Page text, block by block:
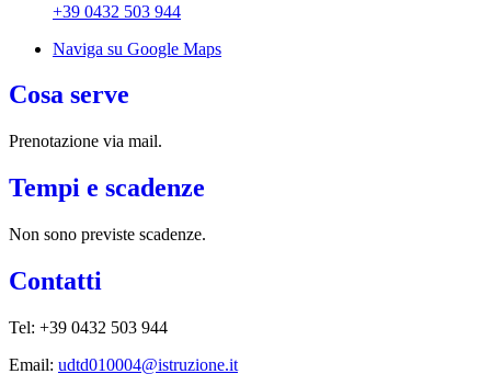
+39 0432 503 944
Naviga su Google Maps
Cosa serve
Prenotazione via mail.
Tempi e scadenze
Non sono previste scadenze.
Contatti
Tel: +39 0432 503 944
Email: udtd010004@istruzione.it